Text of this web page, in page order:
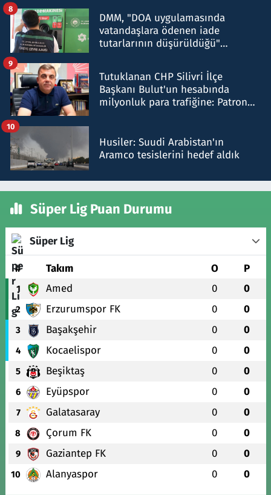
DMM, "DOA uygulamasında
vatandaşlara ödenen iade
tutarlarının düşürüldüğü"
8
Tutuklanan CHP Silivri İlçe
Başkanı Bulut'un hesabında
milyonluk para trafiğine: Patron
9
Husiler: Suudi Arabistan'ın
Aramco tesislerini hedef aldık
10
Süper Lig Puan Durumu
Süper Lig
# Takım O P
1 Amed 0 0
2 Erzurumspor FK 0 0
3 Başakşehir 0 0
4 Kocaelispor 0 0
5 Beşiktaş 0 0
6 Eyüpspor 0 0
7 Galatasaray 0 0
8 Çorum FK 0 0
9 Gaziantep FK 0 0
10 Alanyaspor 0 0